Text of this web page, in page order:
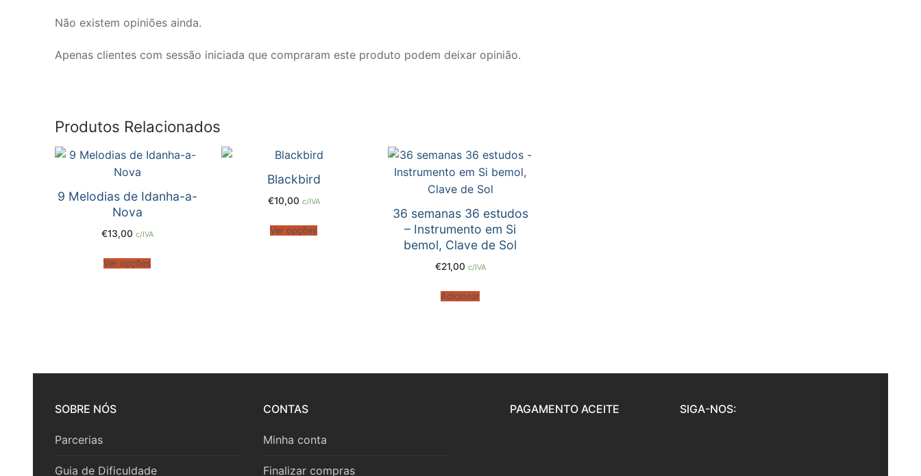
Percussão
Quinteto
Não existem opiniões ainda.
Apenas clientes com sessão iniciada que compraram este produto podem deixar opinião.
Produtos Relacionados
9 Melodias de Idanha-a-
Nova
€13,00 c/IVA
Ver opções
Blackbird
€10,00 c/IVA
Ver opções
36 semanas 36 estudos
– Instrumento em Si
bemol, Clave de Sol
€21,00 c/IVA
Adicionar
SOBRE NÓS
Parcerias
Guia de Dificuldade
CONTAS
Minha conta
Finalizar compras
PAGAMENTO ACEITE SIGA-NOS: